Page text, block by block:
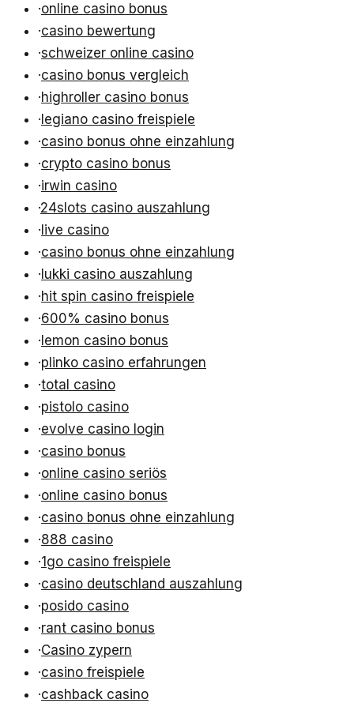
·online casino bonus
·casino bewertung
·schweizer online casino
·casino bonus vergleich
·highroller casino bonus
·legiano casino freispiele
·casino bonus ohne einzahlung
·crypto casino bonus
·irwin casino
·24slots casino auszahlung
·live casino
·casino bonus ohne einzahlung
·lukki casino auszahlung
·hit spin casino freispiele
·600% casino bonus
·lemon casino bonus
·plinko casino erfahrungen
·total casino
·pistolo casino
·evolve casino login
·casino bonus
·online casino seriös
·online casino bonus
·casino bonus ohne einzahlung
·888 casino
·1go casino freispiele
·casino deutschland auszahlung
·posido casino
·rant casino bonus
·Casino zypern
·casino freispiele
·cashback casino